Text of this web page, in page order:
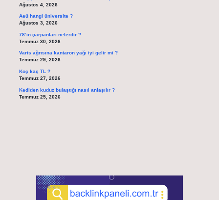
Ağustos 4, 2026
Aeü hangi üniversite ?
Ağustos 3, 2026
78’in çarpanları nelerdir ?
Temmuz 30, 2026
Varis ağrısına kantaron yağı iyi gelir mi ?
Temmuz 29, 2026
Koç kaç TL ?
Temmuz 27, 2026
Kediden kuduz bulaştığı nasıl anlaşılır ?
Temmuz 25, 2026